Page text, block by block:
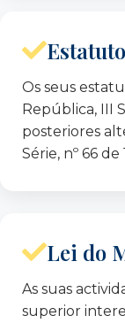
Carlos
Eugénio
Augusto
Joaquim
António
Eduardo
Alberto
Vítor José
Os seus
República, III
posteriores
Série, nº 66 de
Lei do
As suas
superior